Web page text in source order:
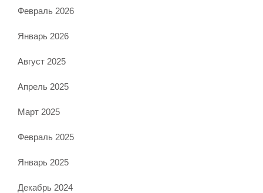
Февраль 2026
Январь 2026
Август 2025
Апрель 2025
Март 2025
Февраль 2025
Январь 2025
Декабрь 2024